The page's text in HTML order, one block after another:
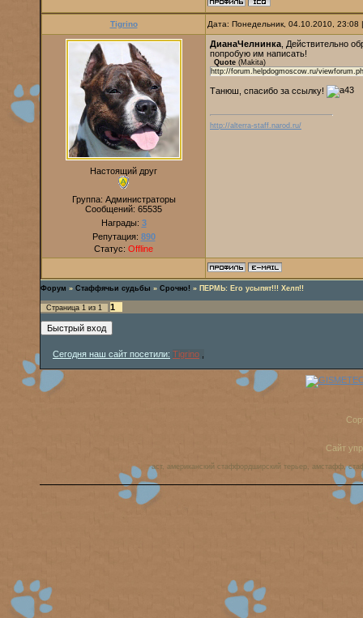
Tigrino Дата: Понедельник, 04.10.2010,
Настоящий друг
Группа: Администраторы
Сообщений: 65535
Награды: 3
Репутация: 890
Статус: Offline
ДианаЧелнинка , Действительно
попробую им написать!
Quote (Makita)
http://forum.helpdogmoscow.ru/
Танюш, спасибо за ссылку!
http://alterra-staff.narod.ru/
Форум » Стаффячьи судьбы » Срочно! » ПЕРМЬ: Его усыпят!!! Хелп!!
Страница 1 из 1 1
Сегодня наш сайт посетили: Tigrino
Сайт
аст, американский стаффордширский терьер, амстафф,